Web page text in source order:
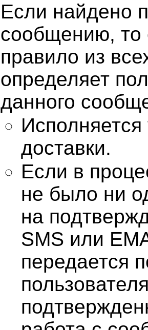
Если найдено
сообщению, то
правило из
определяет
данного
Исполняется
доставки.
Если в
не было ни
на
SMS или
передается